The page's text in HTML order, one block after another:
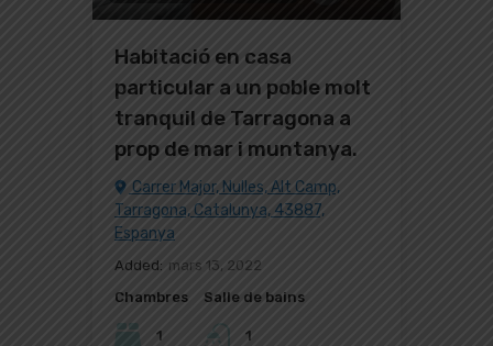
Habitació en casa
particular a un poble molt
tranquil de Tarragona a
prop de mar i muntanya.
Carrer Major, Nulles, Alt Camp,
Tarragona, Catalunya, 43887,
Espanya
Added: mars 13, 2022
Chambres
1
Salle de bains
1